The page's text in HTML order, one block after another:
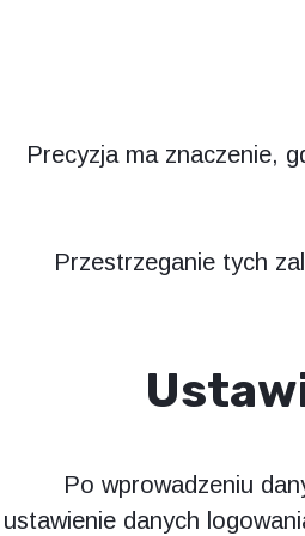
Precyzja ma znaczenie,
Przestrzeganie tych
Po wprowadzeniu
ustawienie danych